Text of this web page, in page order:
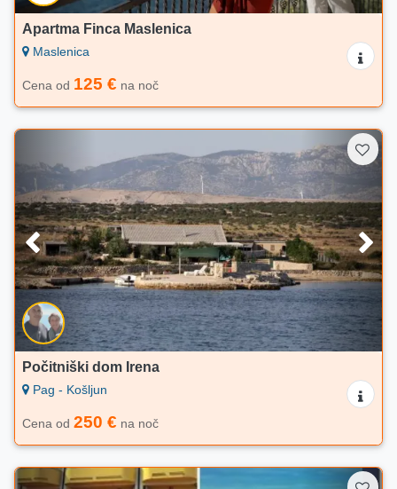
Apartma Finca Maslenica
Maslenica
Cena od 125 € na noč
Počitniški dom Irena
Pag - Košljun
Cena od 250 € na noč